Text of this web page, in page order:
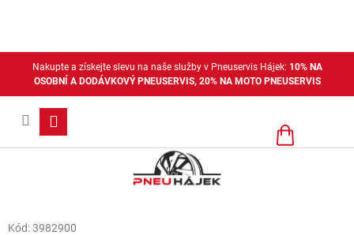
Nakupte a získejte slevu na naše služby v Pneuservis Hájek: 10% NA
OSOBNÍ A DODÁVKOVÝ PNEUSERVIS, 20% NA MOTO PNEUSERVIS
Nákupní
Kód:3982900